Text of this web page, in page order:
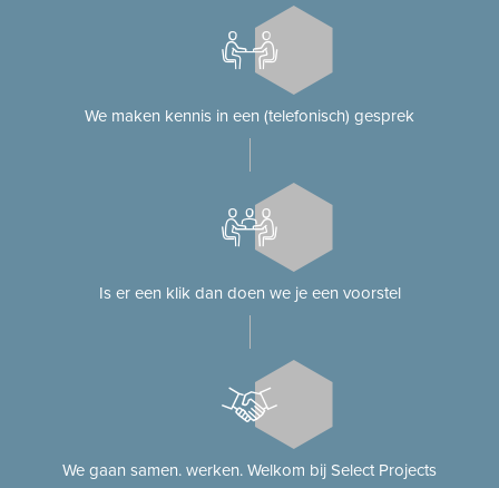
We maken kennis in een (telefonisch) gesprek
Is er een klik dan doen we je een voorstel
We gaan samen. werken. Welkom bij Select Projects